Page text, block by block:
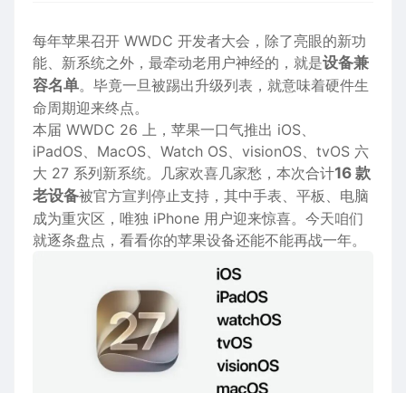
每年苹果召开 WWDC 开发者大会，除了亮眼的新功
能、新系统之外，最牵动老用户神经的，就是设备兼
容名单。毕竟一旦被踢出升级列表，就意味着硬件生
命周期迎来终点。
本届 WWDC 26 上，苹果一口气推出 iOS、
iPadOS、MacOS、Watch OS、visionOS、tvOS 六
大 27 系列新系统。几家欢喜几家愁，本次合计16 款
老设备被官方宣判停止支持，其中手表、平板、电脑
成为重灾区，唯独 iPhone 用户迎来惊喜。今天咱们
就逐条盘点，看看你的苹果设备还能不能再战一年。